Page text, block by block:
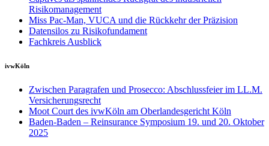
Risikomanagement
Miss Pac-Man, VUCA und die Rückkehr der Präzision
Datensilos zu Risikofundament
Fachkreis Ausblick
ivwKöln
Zwischen Paragrafen und Prosecco: Abschlussfeier im LL.M.
Versicherungsrecht
Moot Court des ivwKöln am Oberlandesgericht Köln
Baden-Baden – Reinsurance Symposium 19. und 20. Oktober
2025